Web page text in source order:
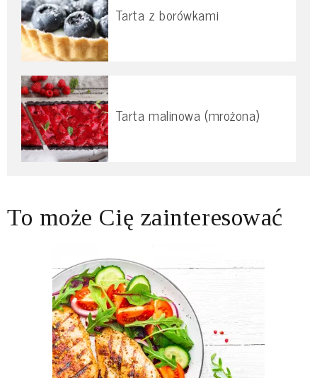
Tarta z borówkami
Tarta malinowa (mrożona)
To może Cię zainteresować